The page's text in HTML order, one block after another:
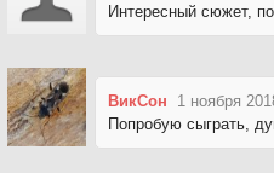
Интересный сюжет,
ВикСон
1 ноября
Попробую сыграть,